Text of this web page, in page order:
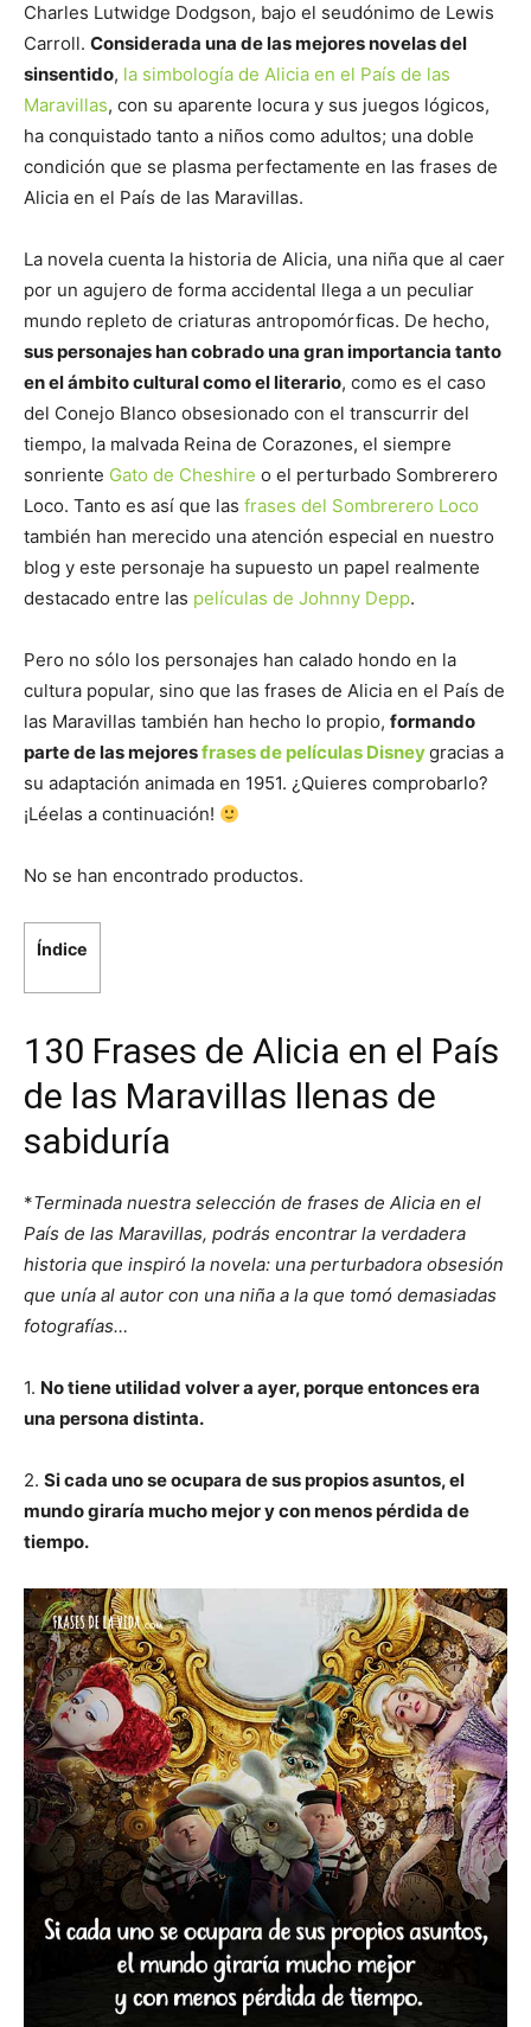
Charles Lutwidge Dodgson, bajo el seudónimo de Lewis
Carroll. Considerada una de las mejores novelas del
sinsentido, la simbología de Alicia en el País de las
Maravillas, con su aparente locura y sus juegos lógicos,
ha conquistado tanto a niños como adultos; una doble
condición que se plasma perfectamente en las frases de
Alicia en el País de las Maravillas.
La novela cuenta la historia de Alicia, una niña que al caer
por un agujero de forma accidental llega a un peculiar
mundo repleto de criaturas antropomórficas. De hecho,
sus personajes han cobrado una gran importancia tanto
en el ámbito cultural como el literario, como es el caso
del Conejo Blanco obsesionado con el transcurrir del
tiempo, la malvada Reina de Corazones, el siempre
sonriente Gato de Cheshire o el perturbado Sombrerero
Loco. Tanto es así que las frases del Sombrerero Loco
también han merecido una atención especial en nuestro
blog y este personaje ha supuesto un papel realmente
destacado entre las películas de Johnny Depp.
Pero no sólo los personajes han calado hondo en la
cultura popular, sino que las frases de Alicia en el País de
las Maravillas también han hecho lo propio, formando
parte de las mejoresfrases de películas Disneygracias a
su adaptación animada en 1951. ¿Quieres comprobarlo?
¡Léelas a continuación!
No se han encontrado productos.
Índice
130 Frases de Alicia en el País
de las Maravillas llenas de
sabiduría
*Terminada nuestra selección de frases de Alicia en el
País de las Maravillas, podrás encontrar la verdadera
historia que inspiró la novela: una perturbadora obsesión
que unía al autor con una niña a la que tomó demasiadas
fotografías…
1. No tiene utilidad volver a ayer, porque entonces era
una persona distinta.
2. Si cada uno se ocupara de sus propios asuntos, el
mundo giraría mucho mejor y con menos pérdida de
tiempo.